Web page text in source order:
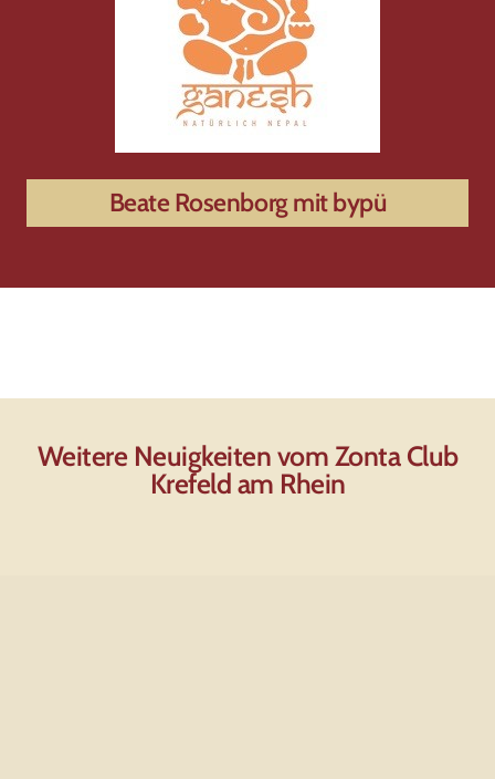
Beate Rosenborg mit bypü
Weitere Neuigkeiten vom Zonta Club
Krefeld am Rhein